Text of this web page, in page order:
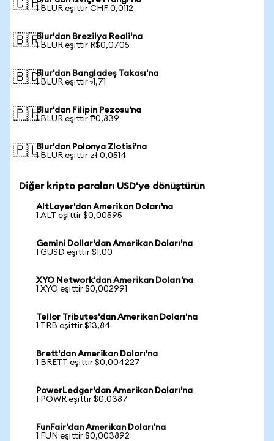
🇨🇭1 BLUR eşittir CHF 0,0112
🇧🇷Blur'dan Brezilya Reali'na
1 BLUR eşittir R$0,0705
🇧🇩Blur'dan Bangladeş Takası'na
1 BLUR eşittir ৳1,71
🇵🇭Blur'dan Filipin Pezosu'na
1 BLUR eşittir ₱0,839
🇵🇱Blur'dan Polonya Zlotisi'na
1 BLUR eşittir zł 0,0514
Diğer kripto paraları USD'ye dönüştürün
AltLayer'dan Amerikan Doları'na
1 ALT eşittir $0,00595
Gemini Dollar'dan Amerikan Doları'na
1 GUSD eşittir $1,00
XYO Network'dan Amerikan Doları'na
1 XYO eşittir $0,002991
Tellor Tributes'dan Amerikan Doları'na
1 TRB eşittir $13,84
Brett'dan Amerikan Doları'na
1 BRETT eşittir $0,004227
PowerLedger'dan Amerikan Doları'na
1 POWR eşittir $0,0387
FunFair'dan Amerikan Doları'na
1 FUN eşittir $0,003892